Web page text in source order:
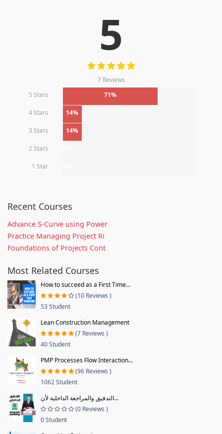
5
7 Reviews
5 Stars
71%
4 Stars 14%
3 Stars 14%
2 Stars
1 Star
Recent Courses
Advance S-Curve using Power
Practice Managing Project Ri
Foundations of Projects Cont
Most Related Courses
How to succeed as a First Time...
(10 Reviews )
53 Student
Lean Construction Management
(7 Reviews )
40 Student
PMP Processes Flow Interaction...
(96 Reviews )
1062 Student
التدقيق والمراجعة الداخلية لأن...
(0 Reviews )
0 Student